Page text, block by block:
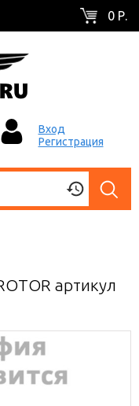
0 Р.
Вход
Регистрация
артикул